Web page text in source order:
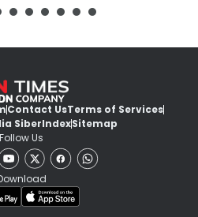
Contact UsTerms of Services
SiberIndexSitemap
Follow Us